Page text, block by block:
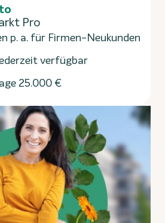
Pro
p. a. für Firmen-Neukunden
verfügbar
25.000 €